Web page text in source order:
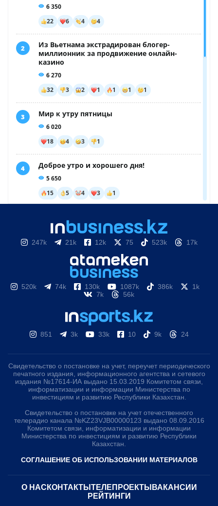
247k 21k 12k 75 523k 17k
520k 74k 130k 1087k 386k
1k
7k
56k
851 3k 33k 10 9k 24
Свидетельство о постановке на учет, переучет периодического
печатного издания, информационного агентства и сетевого
издания №17614-ИА выдано 15.03.2019 Комитетом связи,
информатизации и информации Министерства по
инвестициям и развитию Республики Казахстан.
Свидетельство о постановке на учет отечественного
телерадио канала №KZ23VJB00000123 выдано 08.09.2016
Комитетом связи, информатизации и информации
Министерства по инвестициям и развитию Республики
Казахстан.
СОГЛАШЕНИЕ ОБ ИСПОЛЬЗОВАНИИ МАТЕРИАЛОВ
О НАС КОНТАКТЫ ТЕЛЕПРОЕКТЫ ВАКАНСИИ
РЕЙТИНГИ